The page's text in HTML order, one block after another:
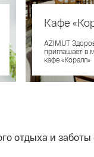
Кафе
AZIMUT
приглашает в
кафе «Коралл»
отдыха и